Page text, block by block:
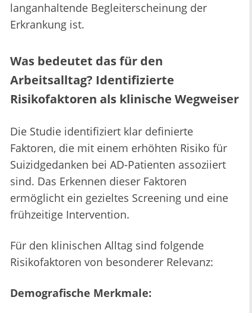
langanhaltende Begleiterscheinung der
Erkrankung ist.
Was bedeutet das für den
Arbeitsalltag? Identifizierte
Risikofaktoren als klinische Wegweiser
Die Studie identifiziert klar definierte
Faktoren, die mit einem erhöhten Risiko für
Suizidgedanken bei AD-Patienten assoziiert
sind. Das Erkennen dieser Faktoren
ermöglicht ein gezieltes Screening und eine
frühzeitige Intervention.
Für den klinischen Alltag sind folgende
Risikofaktoren von besonderer Relevanz:
Demografische Merkmale: